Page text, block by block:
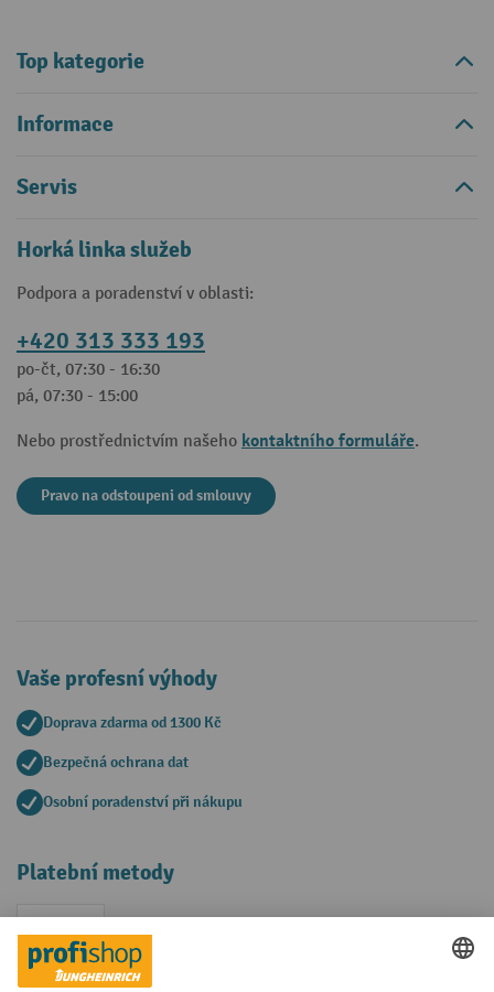
Top kategorie
Informace
Servis
Horká linka služeb
Podpora a poradenství v oblasti:
+420 313 333 193
po-čt, 07:30 - 16:30
pá, 07:30 - 15:00
Nebo prostřednictvím našeho kontaktního formuláře.
Pravo na odstoupeni od smlouvy
Vaše profesní výhody
Doprava zdarma od 1300 Kč
Bezpečná ochrana dat
Osobní poradenství při nákupu
Platební metody
Faktura